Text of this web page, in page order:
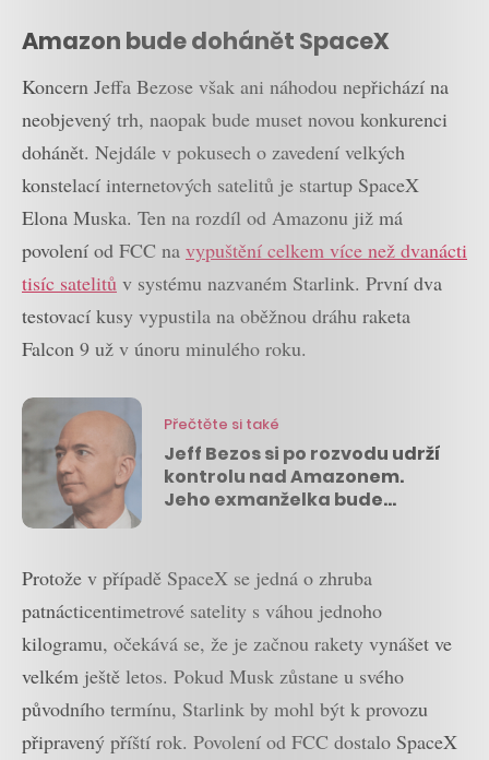
Amazon bude dohánět SpaceX
Koncern Jeffa Bezose však ani náhodou nepřichází na
neobjevený trh, naopak bude muset novou konkurenci
dohánět. Nejdále v pokusech o zavedení velkých
konstelací internetových satelitů je startup SpaceX
Elona Muska. Ten na rozdíl od Amazonu již má
povolení od FCC na vypuštění celkem více než dvanácti
tisíc satelitů v systému nazvaném Starlink. První dva
testovací kusy vypustila na oběžnou dráhu raketa
Falcon 9 už v únoru minulého roku.
Přečtěte si také
Jeff Bezos si po rozvodu udrží
kontrolu nad Amazonem.
Jeho exmanželka bude
Protože v případě SpaceX se jedná o zhruba
patnácticentimetrové satelity s váhou jednoho
kilogramu, očekává se, že je začnou rakety vynášet ve
velkém ještě letos. Pokud Musk zůstane u svého
původního termínu, Starlink by mohl být k provozu
připravený příští rok. Povolení od FCC dostalo SpaceX